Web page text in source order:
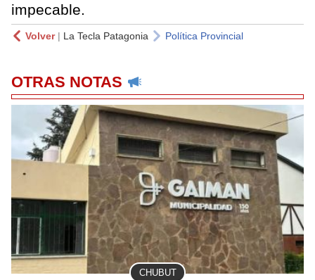
impecable.
Volver| La Tecla Patagonia Política Provincial
OTRAS NOTAS
CHUBUT